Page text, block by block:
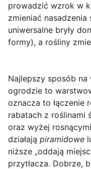
prowadzić wzrok w
zmieniać
uniwersalne bryły
formy), a rośliny
Najlepszy sposób na
ogrodzie to
oznacza to łączenie
rabatach z roślinami
oraz wyżej
działają piramidowe
niższe „oddają
przytłacza. Dobrze,